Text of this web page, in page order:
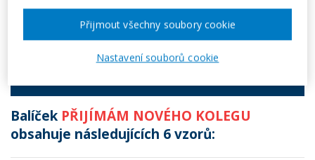
Neomezené stahování vytvořených dokumentů
Výhodně nakoupit
Balíček PŘIJÍMÁM NOVÉHO KOLEGU
obsahuje následujících 6 vzorů:
Nastavení souborů cookie
Přijmout všechny soubory cookie